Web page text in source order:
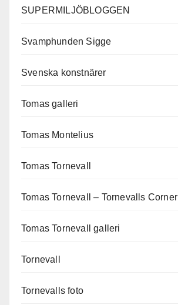
SUPERMILJÖBLOGGEN
Svamphunden Sigge
Svenska konstnärer
Tomas galleri
Tomas Montelius
Tomas Tornevall
Tomas Tornevall – Tornevalls Corner
Tomas Tornevall galleri
Tornevall
Tornevalls foto